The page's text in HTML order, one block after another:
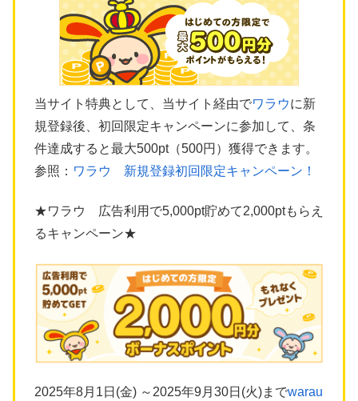
当サイト特典として、当サイト経由でワラウに新
規登録後、初回限定キャンペーンに参加して、条
件達成すると最大500pt（500円）獲得できます。
参照： ワラウ 新規登録初回限定キャンペーン！
★ワラウ 広告利用で5,000pt貯めて2,000ptもらえ
るキャンペーン★
2025年8月1日(金) ～2025年9月30日(火)までwarau